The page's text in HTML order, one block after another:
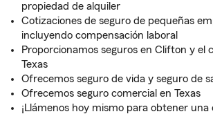
propiedad de alquiler
Cotizaciones de seguro de pequeñas
incluyendo compensación laboral
Proporcionamos seguros en Clifton y el
Texas
Ofrecemos seguro de vida y seguro de
Ofrecemos seguro comercial en Texas
¡Llámenos hoy mismo para obtener una